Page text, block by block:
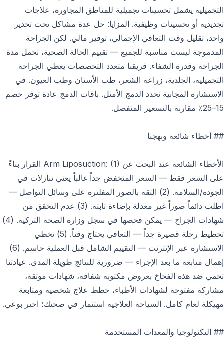
التجميلية يشمل تحسينات تجميلية للمناطق المجاورة، علاجات
تجديدية أو تحسينات وظيفية. المزايا: حل عدة مشاكل تحت تخدير
واحد، تقليل وقت التعافي الإجمالي، توفير مالي. لكن الجراحة
المدموجة ليست مناسبة للجميع — تقييم الحالة الصحية، تحمل مدة
الجراحة وقدرة الشفاء. فريقنا متعدد التخصصات يغطي الجراحة
التجميلية، الجلدية، زراعة الشعر، طب الأسنان وطب العيون. في
الاستشارة المجانية نحدد الدمج الأمثل. باقات الدمج عادة توفر خصم
15–25٪ مقارنة بالتسعير المنفصل.
## أخطاء شائعة ونهجنا
الأخطاء الشائعة عند البحث عن Arm Liposuction: (1) القرار بناءً
على السعر فقط — السعر المنخفض جداً غالباً يعني تنازلات في
الجودة/السلامة. (2) الثقة بالصور المفلترة على وسائل التواصل —
اطلب دائماً صوراً غير معدلة بإضاءة ثابتة. (3) عدم التحقق من
شهادات الجراح — يمكن فحصها في سجل وزارة الصحة التركية. (4)
تخطيط رحلة قصيرة جداً — التعافي يحتاج وقتاً. (5) تخطي
الاستشارة عبر الإنترنت — التقييم الشامل قبل العملية حاسم. (6)
إهمال متابعة ما بعد الإجراء — ضرورية للنتائج طويلة المدى. عيادتنا
تحمي ضد هذه الفخاخ بعروض مكتوبة شفافة، شهادات موثقة،
مشاركة مفتوحة لشهادات الأطباء، خطط علاج شخصية ومتابعة
مهيكلة لعام كامل. السياحة العلاجية استثمار في صحتك؛ اختر بوعي.
## التكنولوجيا والمعدات المستخدمة